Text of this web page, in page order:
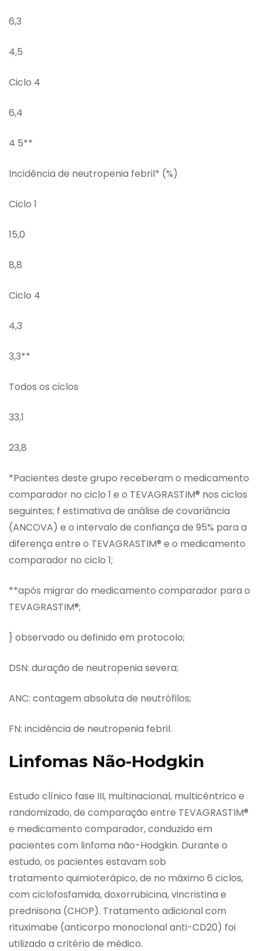
6,3
4,5
Ciclo 4
6,4
4 5**
Incidência de neutropenia febril* (%)
Ciclo 1
15,0
8,8
Ciclo 4
4,3
3,3**
Todos os ciclos
33,1
23,8
*Pacientes deste grupo receberam o medicamento
comparador no ciclo 1 e o TEVAGRASTIM® nos ciclos
seguintes; f estimativa de análise de covariância
(ANCOVA) e o intervalo de confiança de 95% para a
diferença entre o TEVAGRASTIM® e o medicamento
comparador no ciclo 1;
**após migrar do medicamento comparador para o
TEVAGRASTIM®;
} observado ou definido em protocolo;
DSN: duração de neutropenia severa;
ANC: contagem absoluta de neutrófilos;
FN: incidência de neutropenia febril.
Linfomas Não-Hodgkin
Estudo clínico fase III, multinacional, multicêntrico e
randomizado, de comparação entre TEVAGRASTIM®
e medicamento comparador, conduzido em
pacientes com linfoma não-Hodgkin. Durante o
estudo, os pacientes estavam sob
tratamento quimioterápico, de no máximo 6 ciclos,
com ciclofosfamida, doxorrubicina, vincristina e
prednisona (CHOP). Tratamento adicional com
rituximabe (anticorpo monoclonal anti-CD20) foi
utilizado a critério de médico.